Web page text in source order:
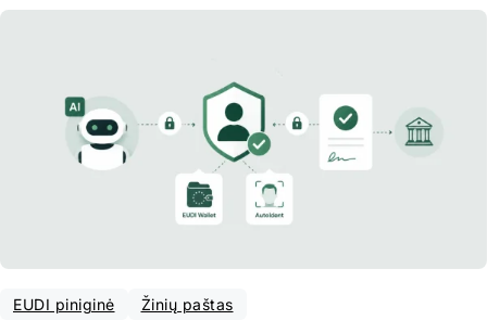
EUDI piniginė Žinių paštas